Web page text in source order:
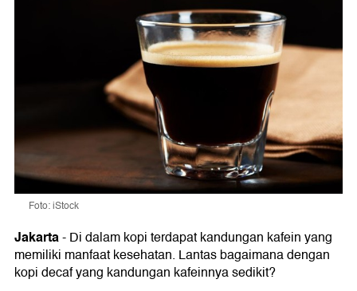
Foto: iStock
Jakarta-Di dalam kopi terdapat kandungan kafein yang
memiliki manfaat kesehatan. Lantas bagaimana dengan
kopi decaf yang kandungan kafeinnya sedikit?